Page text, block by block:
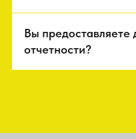
Вы предоставляете
отчетности?